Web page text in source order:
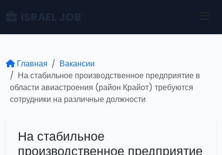
Главная
Вакансии
На стабильное производственное предприятие в
области авиастроения (район Крайот) требуются
сотрудники на различные должности
На стабильное
производственное предприятие